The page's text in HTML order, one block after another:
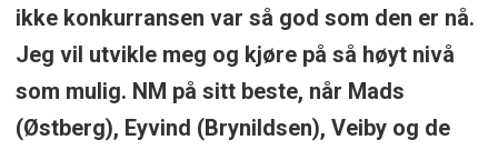
ikke konkurransen var så god som den er nå.
Jeg vil utvikle meg og kjøre på så høyt nivå
som mulig. NM på sitt beste, når Mads
(Østberg), Eyvind (Brynildsen), Veiby og de